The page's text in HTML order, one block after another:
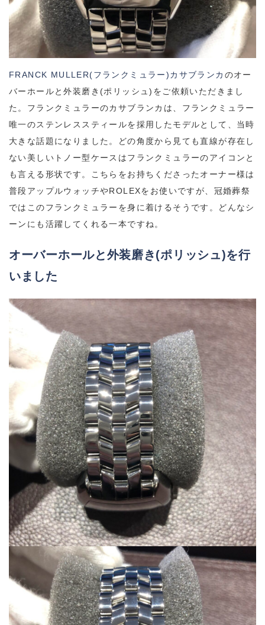
FRANCK MULLER(フランクミュラー)カサブランカ のオー
バーホールと外装磨き(ポリッシュ)をご依頼いただきまし
た。フランクミュラーのカサブランカは、 フランクミュラー
唯一のステンレススティールを採用したモデルとして、当時
大きな話題になりました。
どの角度から見ても直線が存在し
ない美しいトノー型ケースはフランクミュラーのアイコンと
も言える形状です。こちらをお持ちくださったオーナー様は
普段アップルウォッチやROLEXをお使いですが、冠婚葬祭
ではこのフランクミュラーを身に着けるそうです。どんなシ
ーンにも活躍してくれる一本ですね。
オーバーホールと外装磨き(ポリッシュ)を行
いました